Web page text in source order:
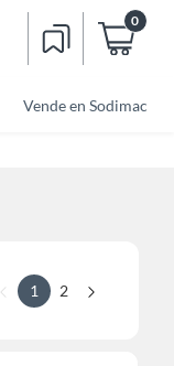
0
Vende en Sodimac
1 2